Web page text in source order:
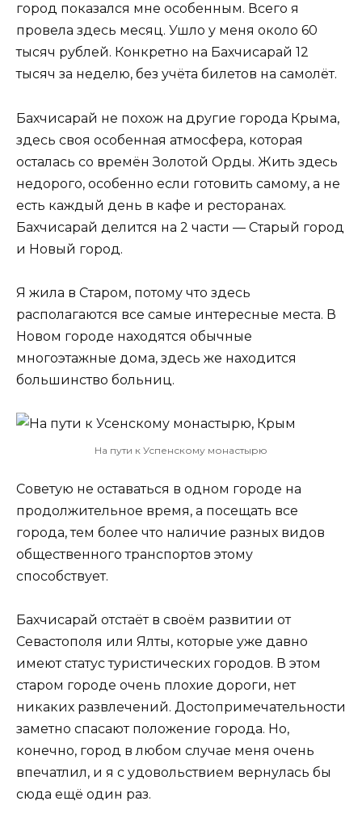
город показался мне особенным. Всего я
провела здесь месяц. Ушло у меня около 60
тысяч рублей. Конкретно на Бахчисарай 12
тысяч за неделю, без учёта билетов на самолёт.
Бахчисарай не похож на другие города Крыма,
здесь своя особенная атмосфера, которая
осталась со времён Золотой Орды. Жить здесь
недорого, особенно если готовить самому, а не
есть каждый день в кафе и ресторанах.
Бахчисарай делится на 2 части — Старый город
и Новый город.
Я жила в Старом, потому что здесь
располагаются все самые интересные места. В
Новом городе находятся обычные
многоэтажные дома, здесь же находится
большинство больниц.
На пути к Успенскому монастырю
Советую не оставаться в одном городе на
продолжительное время, а посещать все
города, тем более что наличие разных видов
общественного транспортов этому
способствует.
Бахчисарай отстаёт в своём развитии от
Севастополя или Ялты, которые уже давно
имеют статус туристических городов. В этом
старом городе очень плохие дороги, нет
никаких развлечений. Достопримечательности
заметно спасают положение города. Но,
конечно, город в любом случае меня очень
впечатлил, и я с удовольствием вернулась бы
сюда ещё один раз.